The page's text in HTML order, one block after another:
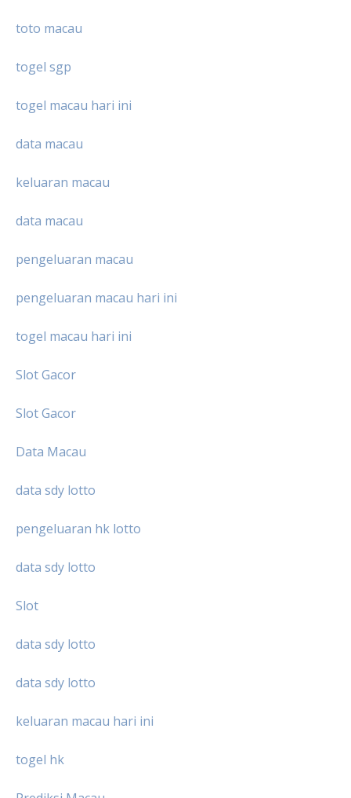
toto macau
togel sgp
togel macau hari ini
data macau
keluaran macau
data macau
pengeluaran macau
pengeluaran macau hari ini
togel macau hari ini
Slot Gacor
Slot Gacor
Data Macau
data sdy lotto
pengeluaran hk lotto
data sdy lotto
Slot
data sdy lotto
data sdy lotto
keluaran macau hari ini
togel hk